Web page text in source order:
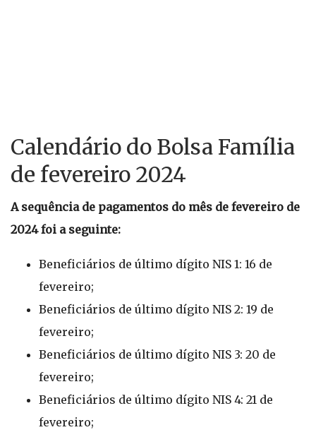
Calendário do Bolsa Família
de fevereiro 2024
A sequência de pagamentos do mês de fevereiro de
2024 foi a seguinte:
Beneficiários de último dígito NIS 1: 16 de
fevereiro;
Beneficiários de último dígito NIS 2: 19 de
fevereiro;
Beneficiários de último dígito NIS 3: 20 de
fevereiro;
Beneficiários de último dígito NIS 4: 21 de
fevereiro;